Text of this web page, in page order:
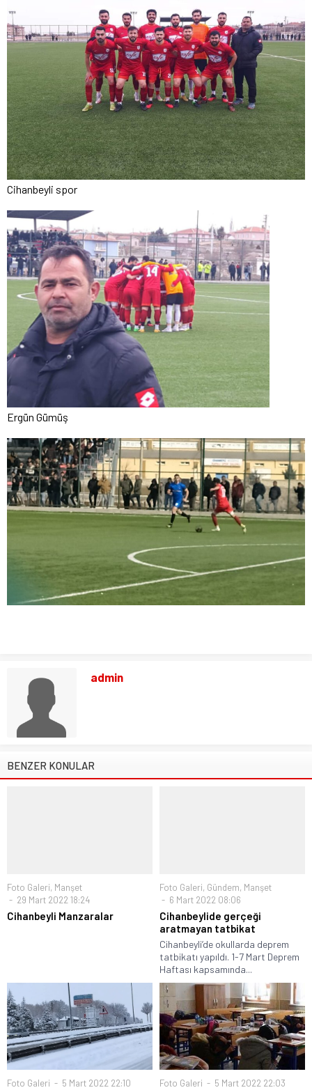
Cihanbeyli spor
Ergün Gümüş
admin
BENZER KONULAR
Foto Galeri, Manşet
29 Mart 2022 18:24
Cihanbeyli Manzaralar
Foto Galeri, Gündem, Manşet
6 Mart 2022 08:06
Cihanbeylide gerçeği
aratmayan tatbikat
Cihanbeyli’de okullarda deprem
tatbikatı yapıldı. 1-7 Mart Deprem
Haftası kapsamında...
Foto Galeri 5 Mart 2022 22:10 Foto Galeri 5 Mart 2022 22:03